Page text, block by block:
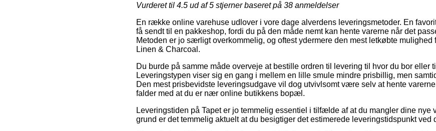
Vurderet til 4.5 ud af 5 stjerner baseret på 38 anmeldelser
En række online varehuse udlover i vore dage alverdens leveringsmetoder. En
få sendt til en pakkeshop, fordi du på den måde nemt kan hente varerne når det
Metoden er jo særligt overkommelig, og oftest ydermere den mest letkøbte mulighed
Linen & Charcoal.
Du burde på samme måde overveje at bestille ordren til levering til hvor du bor eller
Leveringstypen viser sig en gang i mellem en lille smule mindre prisbillig, men
Den mest prisbevidste leveringsudgave vil dog utvivlsomt være selv at hente
falder med at du er nær online butikkens bopæl.
Leveringstiden på Tapet er jo temmelig essentiel i tilfælde af at du mangler dine nye
grund er det temmelig aktuelt at du besigtiger det estimerede leveringstidspunkt